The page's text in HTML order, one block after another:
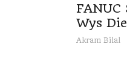
FANUC
Wys
Akram Bilal